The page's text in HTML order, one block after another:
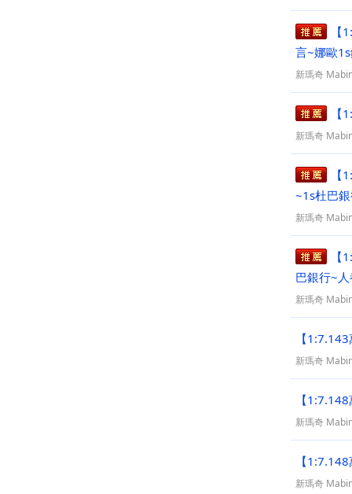
言~娜歐
新瑪奇
新瑪奇
~1s杜巴
新瑪奇
巴銀行~
新瑪奇
【
新瑪奇
【
新瑪奇
【
新瑪奇